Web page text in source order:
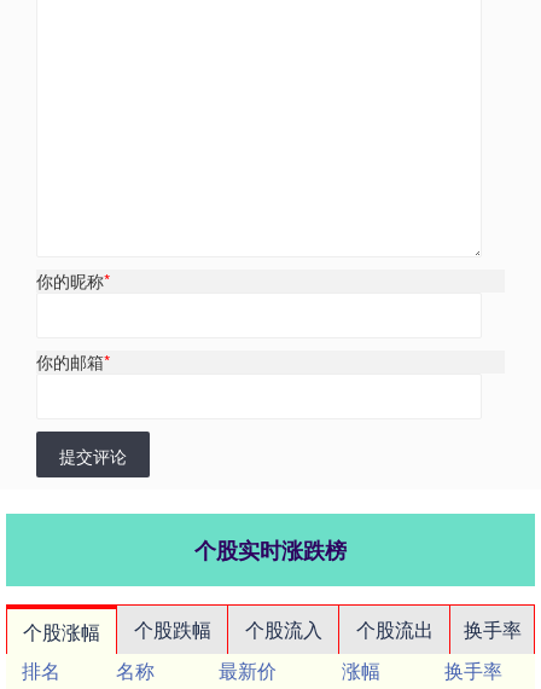
你的昵称*
你的邮箱*
提交评论
个股实时涨跌榜
个股涨幅 个股跌幅 个股流入 个股流出
换手率
排名
名称 最新价 涨幅
换手率